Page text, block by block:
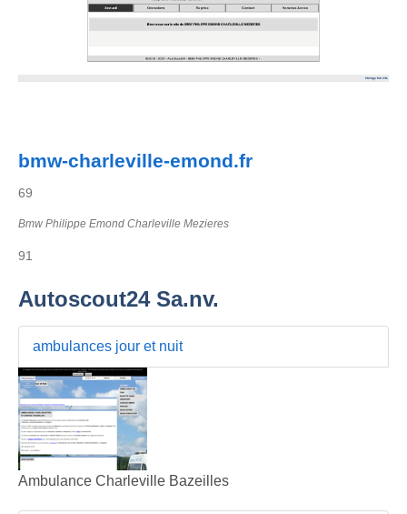
bmw-charleville-emond.fr
69
Bmw Philippe Emond Charleville Mezieres
91
Autoscout24 Sa.nv.
ambulances jour et nuit
Ambulance Charleville Bazeilles